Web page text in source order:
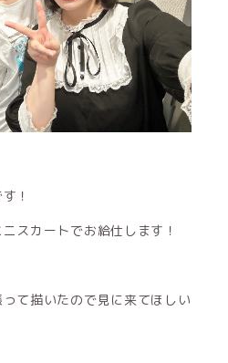
！
スカートでお給仕します！
て描いたので見に来てほしい